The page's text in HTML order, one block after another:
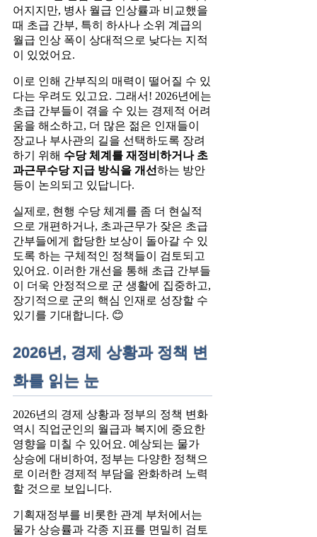
어지지만, 병사 월급 인상률과 비교했을
때 초급 간부, 특히 하사나 소위 계급의
월급 인상 폭이 상대적으로 낮다는 지적
이 있었어요.
이로 인해 간부직의 매력이 떨어질 수 있
다는 우려도 있고요. 그래서! 2026년에는
초급 간부들이 겪을 수 있는 경제적 어려
움을 해소하고, 더 많은 젊은 인재들이
장교나 부사관의 길을 선택하도록 장려
하기 위해 수당 체계를 재정비하거나 초
과근무수당 지급 방식을 개선하는 방안
등이 논의되고 있답니다.
실제로, 현행 수당 체계를 좀 더 현실적
으로 개편하거나, 초과근무가 잦은 초급
간부들에게 합당한 보상이 돌아갈 수 있
도록 하는 구체적인 정책들이 검토되고
있어요. 이러한 개선을 통해 초급 간부들
이 더욱 안정적으로 군 생활에 집중하고,
장기적으로 군의 핵심 인재로 성장할 수
있기를 기대합니다. 😊
2026년, 경제 상황과 정책 변
화를 읽는 눈
2026년의 경제 상황과 정부의 정책 변화
역시 직업군인의 월급과 복지에 중요한
영향을 미칠 수 있어요. 예상되는 물가
상승에 대비하여, 정부는 다양한 정책으
로 이러한 경제적 부담을 완화하려 노력
할 것으로 보입니다.
기획재정부를 비롯한 관계 부처에서는
물가 상승률과 각종 지표를 면밀히 검토